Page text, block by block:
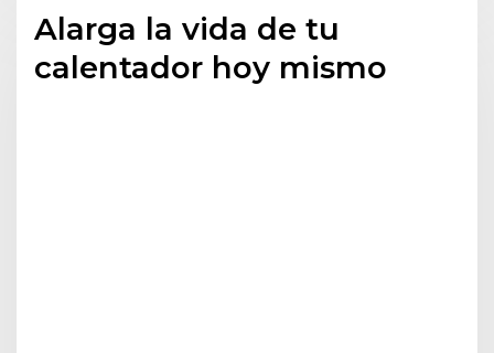
Alarga la vida de tu
calentador hoy mismo